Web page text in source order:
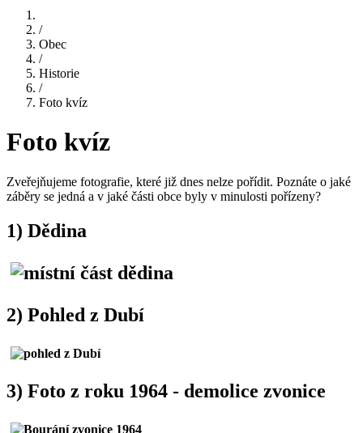
/
Obec
/
Historie
/
Foto kvíz
Foto kvíz
Zveřejňujeme fotografie, které již dnes nelze pořídit. Poznáte o jaké
záběry se jedná a v jaké části obce byly v minulosti pořízeny?
1) Dědina
2) Pohled z Dubí
3) Foto z roku 1964 - demolice zvonice